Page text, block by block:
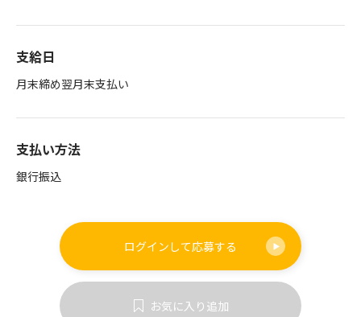
支給日
月末締め翌月末支払い
支払い方法
銀行振込
ログインして応募する
お気に入り追加